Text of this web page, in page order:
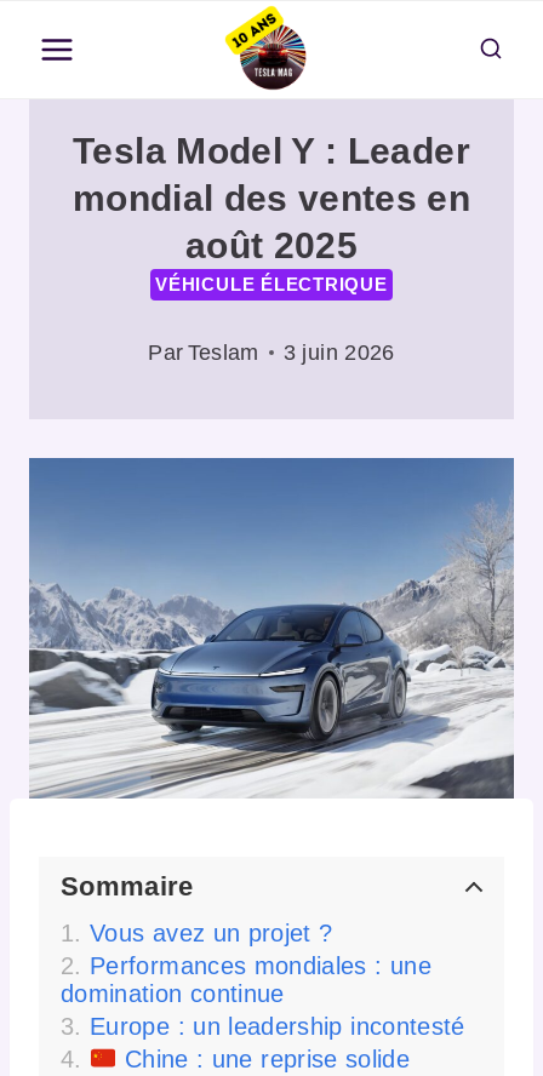
contenu
Tesla Model Y : Leader
mondial des ventes en
août 2025
VÉHICULE ÉLECTRIQUE
Par Teslam 3 juin 2026
Sommaire
Vous avez un projet ?
Performances mondiales : une
domination continue
Europe : un leadership incontesté
Chine : une reprise solide